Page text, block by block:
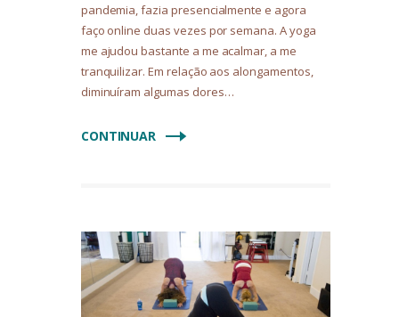
pandemia, fazia presencialmente e agora
faço online duas vezes por semana. A yoga
me ajudou bastante a me acalmar, a me
tranquilizar. Em relação aos alongamentos,
diminuíram algumas dores…
CONTINUAR